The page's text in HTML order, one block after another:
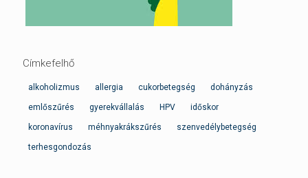
Címkefelhő
alkoholizmus allergia cukorbetegség dohányzás
emlőszűrés gyerekvállalás HPV időskor
koronavírus méhnyakrákszűrés szenvedélybetegség
terhesgondozás